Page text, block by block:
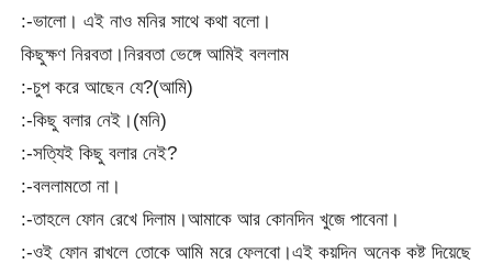
:-ভালো। এই নাও মনির সাথে কথা বলো।
কিছুক্ষণ নিরবতা।নিরবতা ভেঙ্গে আমিই বললাম
:-চুপ করে আছেন যে?(আমি)
:-কিছু বলার নেই।(মনি)
:-সত্যিই কিছু বলার নেই?
:-বললামতো না।
:-তাহলে ফোন রেখে দিলাম।আমাকে আর কোনদিন খুজে পাবেনা।
:-ওই ফোন রাখলে তোকে আমি মরে ফেলবো।এই কয়দিন অনেক কষ্ট দিয়েছে